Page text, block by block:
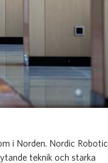
i Norden. Nordic Robotic
teknik och starka